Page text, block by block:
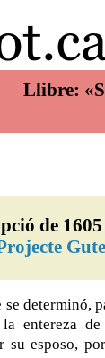
Llibre:
de
se determinó,
entereza
su esposo,